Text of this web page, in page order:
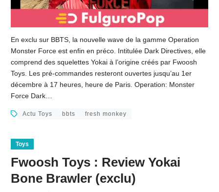
En exclu sur BBTS, la nouvelle wave de la gamme Operation
Monster Force est enfin en préco. Intitulée Dark Directives, elle
comprend des squelettes Yokai à l’origine créés par Fwoosh
Toys. Les pré-commandes resteront ouvertes jusqu’au 1er
décembre à 17 heures, heure de Paris. Operation: Monster
Force Dark…
Actu Toys bbts fresh monkey
Toys
Fwoosh Toys : Review Yokai
Bone Brawler (exclu)